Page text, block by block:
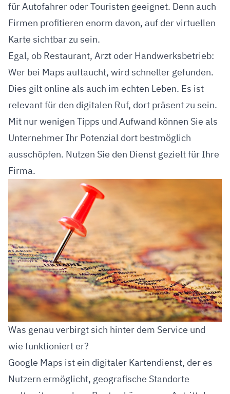
für Autofahrer oder Touristen geeignet. Denn auch
Firmen profitieren enorm davon, auf der virtuellen
Karte sichtbar zu sein.
Egal, ob Restaurant, Arzt oder Handwerksbetrieb:
Wer bei Maps auftaucht, wird schneller gefunden.
Dies gilt online als auch im echten Leben. Es ist
relevant für den digitalen Ruf, dort präsent zu sein.
Mit nur wenigen Tipps und Aufwand können Sie als
Unternehmer Ihr Potenzial dort bestmöglich
ausschöpfen. Nutzen Sie den Dienst gezielt für Ihre
Firma.
Was genau verbirgt sich hinter dem Service und
wie funktioniert er?
Google Maps ist ein digitaler Kartendienst, der es
Nutzern ermöglicht, geografische Standorte